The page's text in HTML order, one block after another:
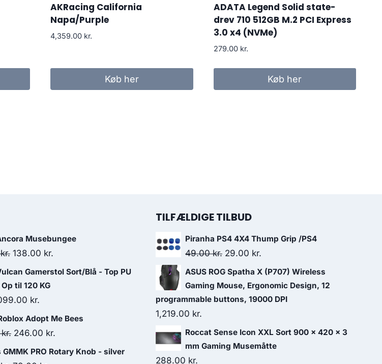
AKRacing California
Napa/Purple
4,359.00 kr.
Køb her
ADATA Legend Solid state-
drev 710 512GB M.2 PCI Express
3.0 x4 (NVMe)
279.00 kr.
Køb her
Musebungee
kr. Original
price
was:
199.00 kr..
138.00 kr.
price
Gamerstol Sort/Blå - Top PU
til 120 KG
kr.
price
is:
Adopt Me Bees
kr. Original
price
246.00 kr.
price
GMMK PRO Rotary Knob - silver
TILFÆLDIGE TILBUD
Piranha PS4 4X4 Thump Grip /PS4
49.00kr. Original
price
was:
49.00 kr..
29.00 kr.
price
is:
29.00 kr..
ASUS ROG Spatha X (P707) Wireless
Gaming Mouse, Ergonomic Design, 12
programmable buttons, 19000 DPI
1,219.00 kr.
Roccat Sense Icon XXL Sort 900 x 420 x 3
mm Gaming Musemåtte
288.00 kr.